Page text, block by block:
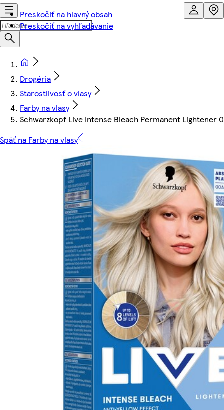
Preskočiť na hlavný obsah
Preskočiť na vyhľadávanie
Drogéria
Starostlivosť o vlasy
Farby na vlasy
Schwarzkopf Live Intense Bleach Permanent Lightener
Späť na Farby na vlasy